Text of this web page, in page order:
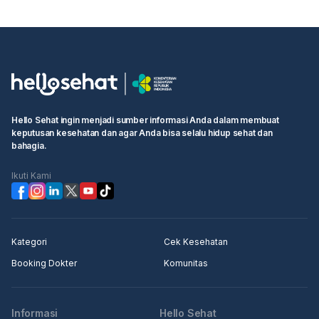
dengan dokter gigi agar anak Anda mendapatkan
penanganan yang tepat.
Hello Sehat ingin menjadi sumber informasi Anda dalam membuat
keputusan kesehatan dan agar Anda bisa selalu hidup sehat dan
bahagia.
Ikuti Kami
Kategori
Cek Kesehatan
Booking Dokter
Komunitas
Informasi Hello Sehat